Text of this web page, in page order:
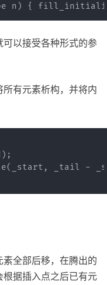
n ) {
以接受各种形式的参
有元素析构，并将内
);
( _start , _tail -
全部后移，在腾出的
据插入点之后已有元